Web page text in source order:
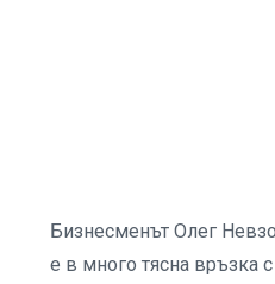
Бизнесменът Олег
е в много тясна връзка